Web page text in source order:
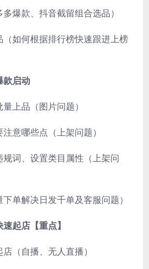
爆款、抖音截留组合选品）
（如何根据排行榜快速跟进上榜
款启动
上品（图片问题）
意哪些点（上架问题）
词、设置类目属性（上架问
单解决日发千单及客服问题）
起店【重点】
（自播、无人直播）